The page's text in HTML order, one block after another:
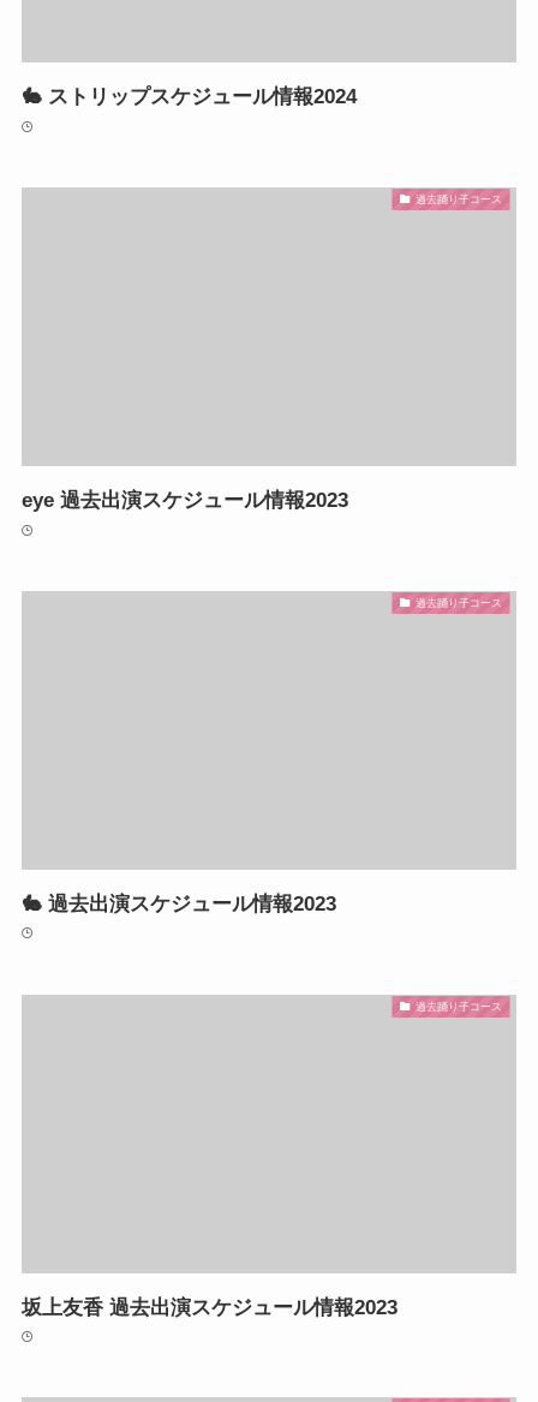
🐇 ストリップスケジュール情報2024
過去踊り子コース
eye 過去出演スケジュール情報2023
過去踊り子コース
🐇 過去出演スケジュール情報2023
過去踊り子コース
坂上友香 過去出演スケジュール情報2023